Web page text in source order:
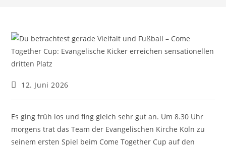
Beitrag
12. Juni 2026
Es ging früh los und fing gleich sehr gut an. Um 8.30 Uhr
morgens trat das Team der Evangelischen Kirche Köln zu
seinem ersten Spiel beim Come Together Cup auf den